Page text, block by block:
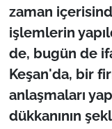
zaman
işlemlerin
de, bugün de
Keşan'da, bir
anlaşmaları
dükkanının